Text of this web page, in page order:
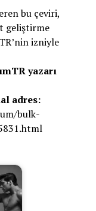
bu çeviri,
geliştirme
izniyle
yazarı
adres:
bulk-